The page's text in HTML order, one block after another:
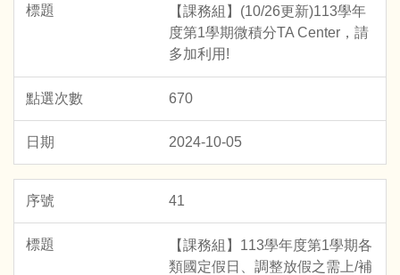
【課務組】(10/26更新)113學年
度第1學期微積分TA Center，請
多加利用!
670
2024-10-05
41
【課務組】113學年度第1學期各
類國定假日、調整放假之需上/補